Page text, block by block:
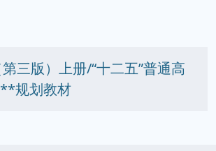
三版）上册/“十二五”普通高
规划教材